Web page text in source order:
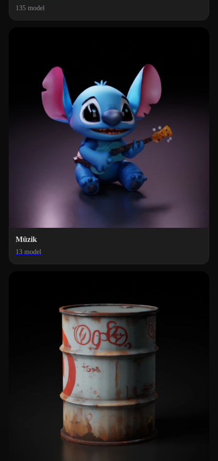
135 model
Müzik
13 model